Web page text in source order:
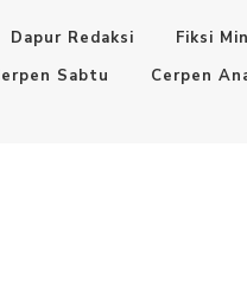
Dapur Redaksi Fiksi
Sabtu Cerpen